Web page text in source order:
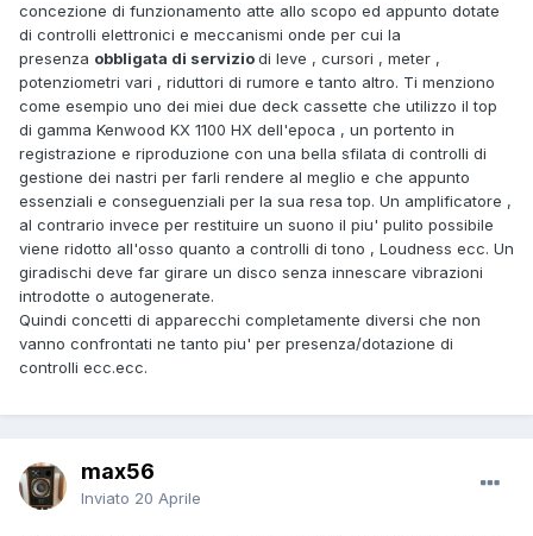
concezione di funzionamento atte allo scopo ed appunto dotate
di controlli elettronici e meccanismi onde per cui la
presenza obbligata di serviziodi leve , cursori , meter ,
potenziometri vari , riduttori di rumore e tanto altro. Ti menziono
come esempio uno dei miei due deck cassette che utilizzo il top
di gamma Kenwood KX 1100 HX dell'epoca , un portento in
registrazione e riproduzione con una bella sfilata di controlli di
gestione dei nastri per farli rendere al meglio e che appunto
essenziali e conseguenziali per la sua resa top. Un amplificatore ,
al contrario invece per restituire un suono il piu' pulito possibile
viene ridotto all'osso quanto a controlli di tono , Loudness ecc. Un
giradischi deve far girare un disco senza innescare vibrazioni
introdotte o autogenerate.
Quindi concetti di apparecchi completamente diversi che non
vanno confrontati ne tanto piu' per presenza/dotazione di
controlli ecc.ecc.
max56
Inviato 20 Aprile